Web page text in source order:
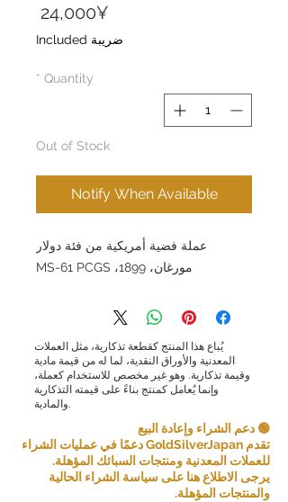
24,000¥
ضريبة Included
Quantity
*
Out of Stock
Notify When Available
عملة فضية أمريكية من فئة دولار
مورغان، 1899، MS-61 PCGS
يُباع هذا المنتج كقطعة تذكارية، مثل العملات
المعدنية والأوراق النقدية، لما له من قيمة مادية
وقيمة تذكارية. وهو غير مخصص للاستخدام كعملة،
وإنما يُعامل كمنتج بناءً على قيمته التذكارية
🟢 دعم الشراء وإعادة البيع
تقدم GoldSilverJapan دعمًا في عمليات الشراء
للعملات المعدنية ومنتجات السبائك المؤهلة.
يرجى الاطلاع هنا على سياسة الشراء الحالية
والمنتجات المؤهلة.